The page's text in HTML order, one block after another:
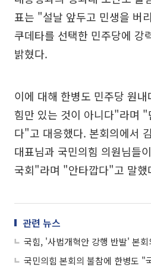
표는 "설날 앞두고 민생을 버
쿠데타를 선택한 민주당에 강
밝혔다.
이에 대해 한병도 민주당 원
힘만 있는 것이 아니다"라며 "
다"고 대응했다. 본회의에서
대표님과 국민의힘 의원님들
국회"라며 "안타깝다"고 말했
관련 뉴스